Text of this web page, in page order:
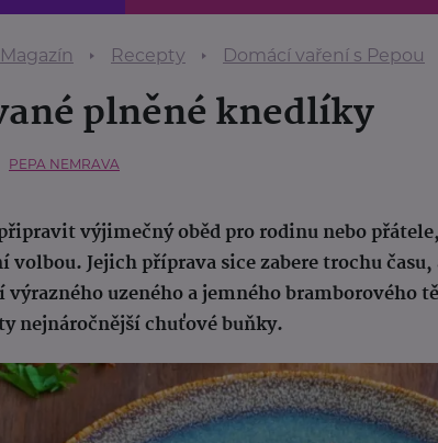
Magazín Recepty Domácí vaření s Pepou
plněné knedlíky
PEPA NEMRAVA
výjimečný oběd pro rodinu nebo
volbou. Jejich příprava sice zabere trochu
uzeného a jemného bramborového
nejnáročnější chuťové buňky.